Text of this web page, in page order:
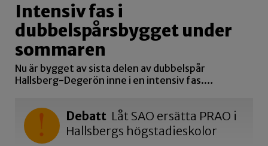
Intensiv fas i
dubbelspårsbygget under
sommaren
Nu är bygget av sista delen av dubbelspår
Hallsberg-Degerön inne i en intensiv fas.…
Debatt Låt SAO ersätta PRAO i
Hallsbergs högstadieskolor